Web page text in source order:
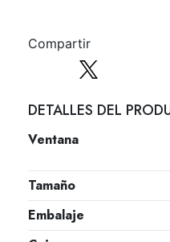
Compartir
DETALLES DEL
Ventana
Tamaño
Embalaje